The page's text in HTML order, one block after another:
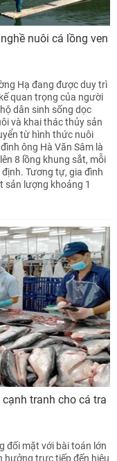
nuôi cá lồng ven
Hạ đang được duy trì
quan trọng của người
dân sinh sống dọc
và khai thác thủy sản
từ hình thức nuôi
ông Hà Văn Sâm là
8 lồng khung sắt, mỗi
Tương tự, gia đình
sản lượng khoảng 1
tranh cho cá tra
đối mặt với bài toán lớn
hưởng trực tiếp đến hiệu